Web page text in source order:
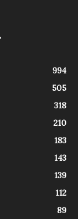
994
505
318
210
183
143
139
112
89